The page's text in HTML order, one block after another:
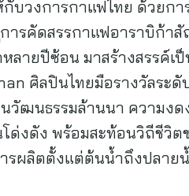
วงการกาแฟไทย ด้วยการ
การคัดสรรกาแฟอาราบิก้า
ายปีซ้อน มาสร้างสรรค์เป็
ศิลปินไทยมือรางวัลระดั
วัฒนธรรมล้านนา ความงด
โด่งดัง พร้อมสะท้อนวิถีชีวิ
ผลิตตั้งแต่ต้นน้ำถึงปลาย